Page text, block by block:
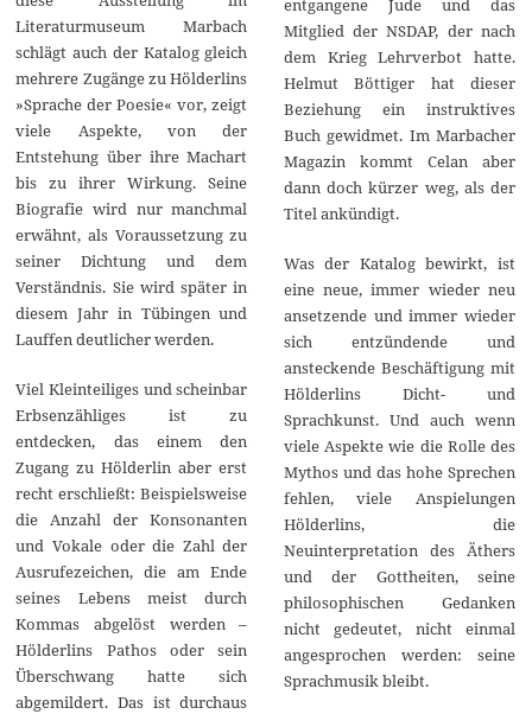
Literaturmuseum Marbach
schlägt auch der Katalog gleich
mehrere Zugänge zu Hölderlins
»Sprache der Poesie« vor, zeigt
viele Aspekte, von der
Entstehung über ihre Machart
bis zu ihrer Wirkung. Seine
Biografie wird nur manchmal
erwähnt, als Voraussetzung zu
seiner Dichtung und dem
Verständnis. Sie wird später in
diesem Jahr in Tübingen und
Lauffen deutlicher werden.
Viel Kleinteiliges und scheinbar
Erbsenzähliges ist zu
entdecken, das einem den
Zugang zu Hölderlin aber erst
recht erschließt: Beispielsweise
die Anzahl der Konsonanten
und Vokale oder die Zahl der
Ausrufezeichen, die am Ende
seines Lebens meist durch
Kommas abgelöst werden –
Hölderlins Pathos oder sein
Überschwang hatte sich
abgemildert. Das ist durchaus
Mitglied der NSDAP, der nach
dem Krieg Lehrverbot hatte.
Helmut Böttiger hat dieser
Beziehung ein instruktives
Buch gewidmet. Im Marbacher
Magazin kommt Celan aber
dann doch kürzer weg, als der
Titel ankündigt.
Was der Katalog bewirkt, ist
eine neue, immer wieder neu
ansetzende und immer wieder
sich entzündende und
ansteckende Beschäftigung mit
Hölderlins Dicht- und
Sprachkunst. Und auch wenn
viele Aspekte wie die Rolle des
Mythos und das hohe Sprechen
fehlen, viele Anspielungen
Hölderlins, die
Neuinterpretation des Äthers
und der Gottheiten, seine
philosophischen Gedanken
nicht gedeutet, nicht einmal
angesprochen werden: seine
Sprachmusik bleibt.